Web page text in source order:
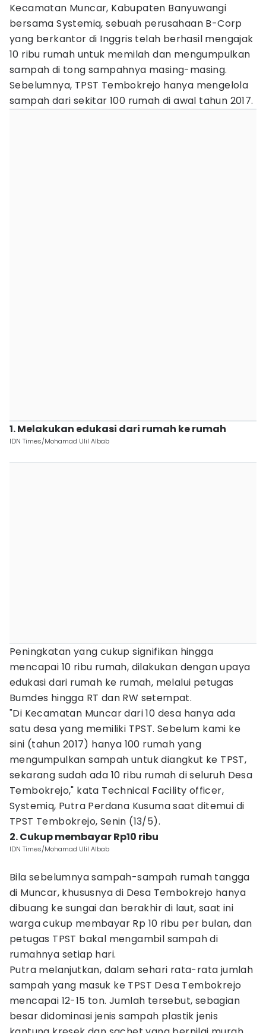
Kecamatan Muncar, Kabupaten Banyuwangi
bersama Systemiq, sebuah perusahaan B-Corp
yang berkantor di Inggris telah berhasil mengajak
10 ribu rumah untuk memilah dan mengumpulkan
sampah di tong sampahnya masing-masing.
Sebelumnya, TPST Tembokrejo hanya mengelola
sampah dari sekitar 100 rumah di awal tahun 2017.
1. Melakukan edukasi dari rumah ke rumah
IDN Times/Mohamad Ulil Albab
Peningkatan yang cukup signifikan hingga
mencapai 10 ribu rumah, dilakukan dengan upaya
edukasi dari rumah ke rumah, melalui petugas
Bumdes hingga RT dan RW setempat.
"Di Kecamatan Muncar dari 10 desa hanya ada
satu desa yang memiliki TPST. Sebelum kami ke
sini (tahun 2017) hanya 100 rumah yang
mengumpulkan sampah untuk diangkut ke TPST,
sekarang sudah ada 10 ribu rumah di seluruh Desa
Tembokrejo," kata Technical Facility officer,
Systemiq, Putra Perdana Kusuma saat ditemui di
TPST Tembokrejo, Senin (13/5).
2. Cukup membayar Rp10 ribu
IDN Times/Mohamad Ulil Albab
Bila sebelumnya sampah-sampah rumah tangga
di Muncar, khususnya di Desa Tembokrejo hanya
dibuang ke sungai dan berakhir di laut, saat ini
warga cukup membayar Rp 10 ribu per bulan, dan
petugas TPST bakal mengambil sampah di
rumahnya setiap hari.
Putra melanjutkan, dalam sehari rata-rata jumlah
sampah yang masuk ke TPST Desa Tembokrejo
mencapai 12-15 ton. Jumlah tersebut, sebagian
besar didominasi jenis sampah plastik jenis